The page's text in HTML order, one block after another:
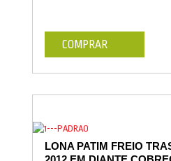
COMPRAR
LONA PATIM FREIO